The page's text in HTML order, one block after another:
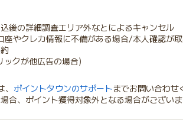
後の詳細調査エリア外なとによるキャンセル
やクレカ情報に不備がある場合/本人確認が
クが他広告の場合)
ポイントタウンのサポートまでお問い合わせ
合、ポイント獲得対象外となる場合がございま